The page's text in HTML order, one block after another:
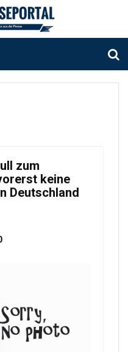
zum
keine
Deutschland